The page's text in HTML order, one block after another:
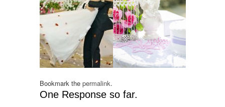
Bookmark the permalink.
One Response so far.